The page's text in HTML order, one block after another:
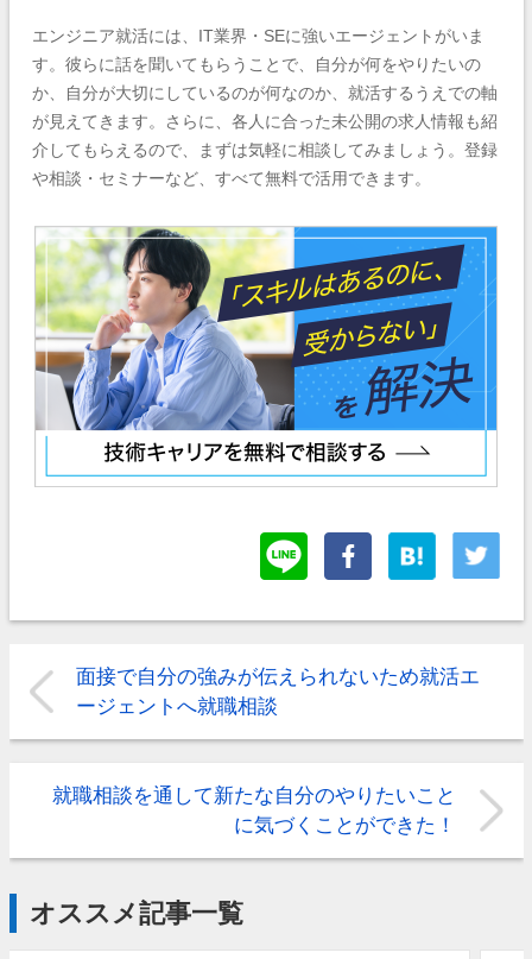
エンジニア就活には、IT業界・SEに強いエージェントがいま
す。彼らに話を聞いてもらうことで、自分が何をやりたいの
か、自分が大切にしているのが何なのか、就活するうえでの軸
が見えてきます。さらに、各人に合った未公開の求人情報も紹
介してもらえるので、まずは気軽に相談してみましょう。登録
や相談・セミナーなど、すべて無料で活用できます。
面接で自分の強みが伝えられないため就活エ
ージェントへ就職相談
就職相談を通して新たな自分のやりたいこと
に気づくことができた！
オススメ記事一覧